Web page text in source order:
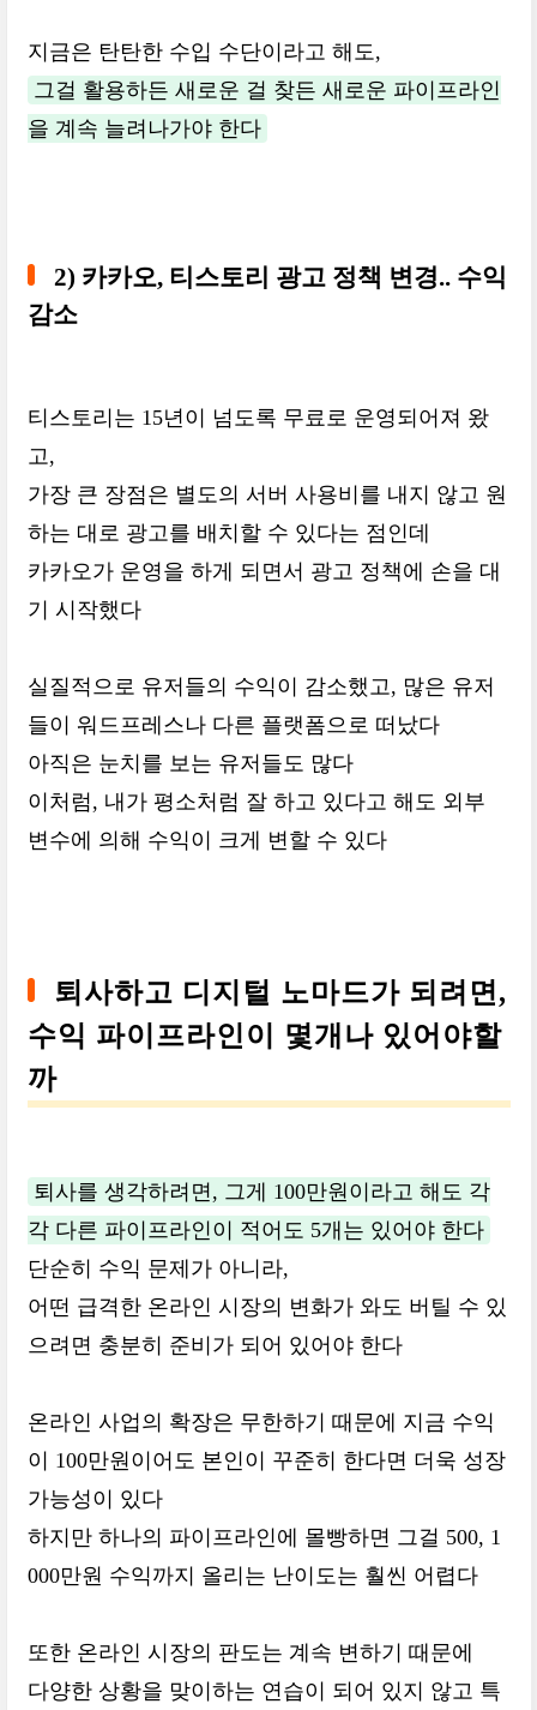
지금은 탄탄한 수입 수단이라고 해도,
그걸 활용하든 새로운 걸 찾든 새로운 파이프라인
을 계속 늘려나가야 한다
2) 카카오, 티스토리 광고 정책 변경.. 수익
감소
티스토리는 15년이 넘도록 무료로 운영되어져 왔
고,
가장 큰 장점은 별도의 서버 사용비를 내지 않고 원
하는 대로 광고를 배치할 수 있다는 점인데
카카오가 운영을 하게 되면서 광고 정책에 손을 대
기 시작했다
실질적으로 유저들의 수익이 감소했고, 많은 유저
들이 워드프레스나 다른 플랫폼으로 떠났다
아직은 눈치를 보는 유저들도 많다
이처럼, 내가 평소처럼 잘 하고 있다고 해도 외부
변수에 의해 수익이 크게 변할 수 있다
퇴사하고 디지털 노마드가 되려면,
수익 파이프라인이 몇개나 있어야할
까
퇴사를 생각하려면, 그게 100만원이라고 해도 각
각 다른 파이프라인이 적어도 5개는 있어야 한다
단순히 수익 문제가 아니라,
어떤 급격한 온라인 시장의 변화가 와도 버틸 수 있
으려면 충분히 준비가 되어 있어야 한다
온라인 사업의 확장은 무한하기 때문에 지금 수익
이 100만원이어도 본인이 꾸준히 한다면 더욱 성장
가능성이 있다
하지만 하나의 파이프라인에 몰빵하면 그걸 500, 1
000만원 수익까지 올리는 난이도는 훨씬 어렵다
또한 온라인 시장의 판도는 계속 변하기 때문에
다양한 상황을 맞이하는 연습이 되어 있지 않고 특